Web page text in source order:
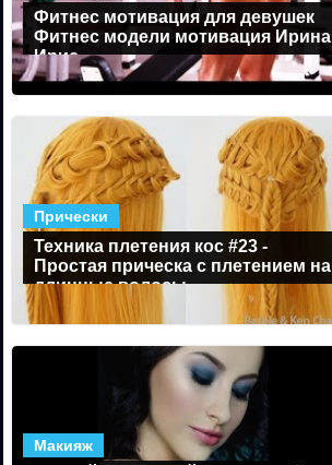
Фитнес мотивация для девушек
Фитнес модели мотивация Ирина
Ирис
Техника плетения кос #23 -
Простая прическа с плетением на
длинные волосы
Прически
Макияж